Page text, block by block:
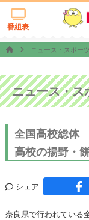
番組表
ニュース・スポーツ
ニュース・ス
全国高校総体
高校の揚野・
シェア
奈良県で行われている